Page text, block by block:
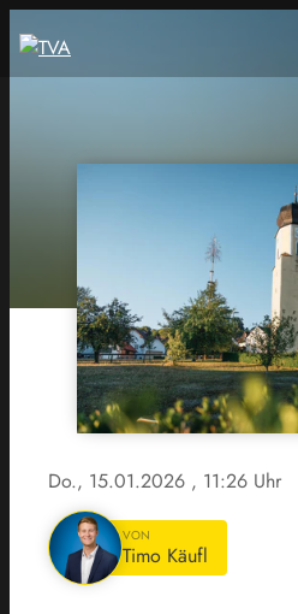
Do., 15.01.2026 , 11:26 Uhr
VON
Timo Käufl